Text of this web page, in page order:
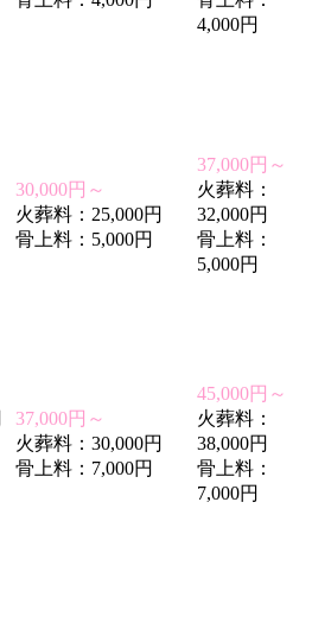
4,000円
30,000円～
火葬料：25,000円
骨上料：5,000円
37,000円～
火葬料：
32,000円
骨上料：
5,000円
37,000円～
火葬料：30,000円
骨上料：7,000円
45,000円～
火葬料：
38,000円
骨上料：
7,000円